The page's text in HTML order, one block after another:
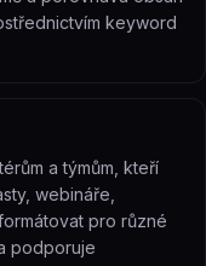
keyword
a týmům, kteří
webináře,
pro různé
podporuje